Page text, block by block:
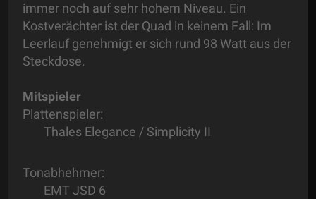
immer noch auf sehr hohem Niveau. Ein
Kostverächter ist der Quad in keinem Fall: Im
Leerlauf genehmigt er sich rund 98 Watt aus der
Steckdose.
Mitspieler
Plattenspieler:
Thales Elegance / Simplicity II
Tonabhehmer:
EMT JSD 6